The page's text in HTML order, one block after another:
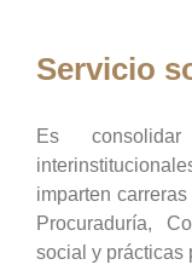
Servicio
Es
imparten
Procuraduría,
social y prácticas